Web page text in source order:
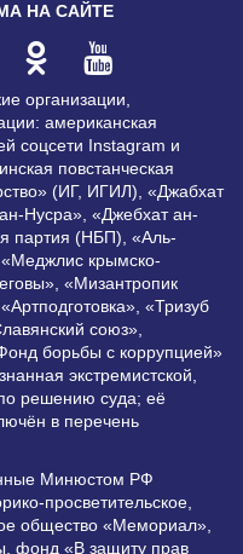
НА САЙТЕ
организации,
американская
соцсети Instagram и
повстанческая
(ИГ, ИГИЛ), «Джабхат
Нусра», «Джебхат ан-
партия (НБП), «Аль-
крымско-
«Мизантропик
«Тризуб
союз»,
борьбы с коррупцией»
экстремистской,
решению суда; её
в перечень
Минюстом РФ
просветительское,
общество «Мемориал»,
фонд «В защиту прав